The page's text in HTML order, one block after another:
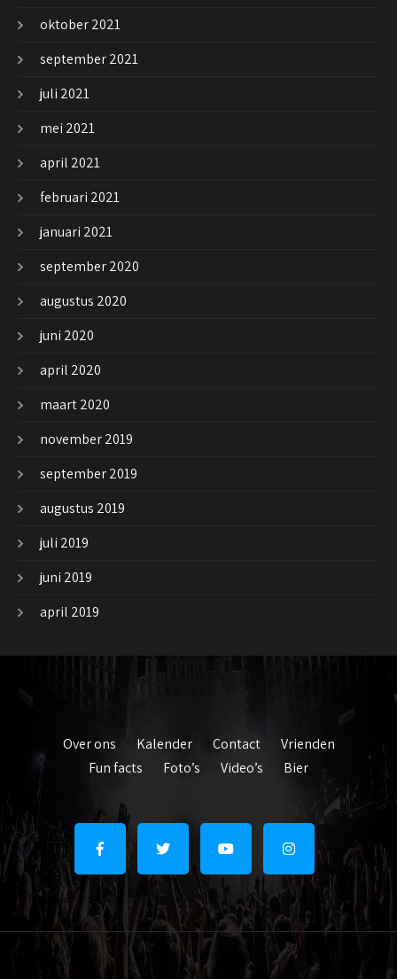
oktober 2021
september 2021
juli 2021
mei 2021
april 2021
februari 2021
januari 2021
september 2020
augustus 2020
juni 2020
april 2020
maart 2020
november 2019
september 2019
augustus 2019
juli 2019
juni 2019
april 2019
Over ons Kalender Contact
Vrienden
Fun facts
Foto’s Video’s Bier